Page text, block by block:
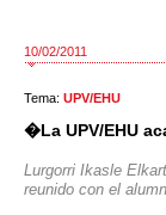
10/02/2011
Tema: UPV/EHU
�La UPV/EHU
Lurgorri Ikasle
reunido con el